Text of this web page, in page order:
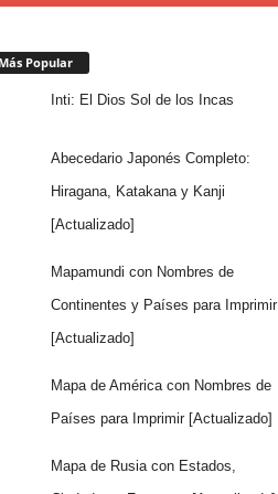
Popular
Inti: El Dios Sol de los Incas
Abecedario Japonés Completo:
Hiragana, Katakana y Kanji
[Actualizado]
Mapamundi con Nombres de
Continentes y Países para Imprimir
[Actualizado]
Mapa de América con Nombres de
Países para Imprimir [Actualizado]
Mapa de Rusia con Estados,